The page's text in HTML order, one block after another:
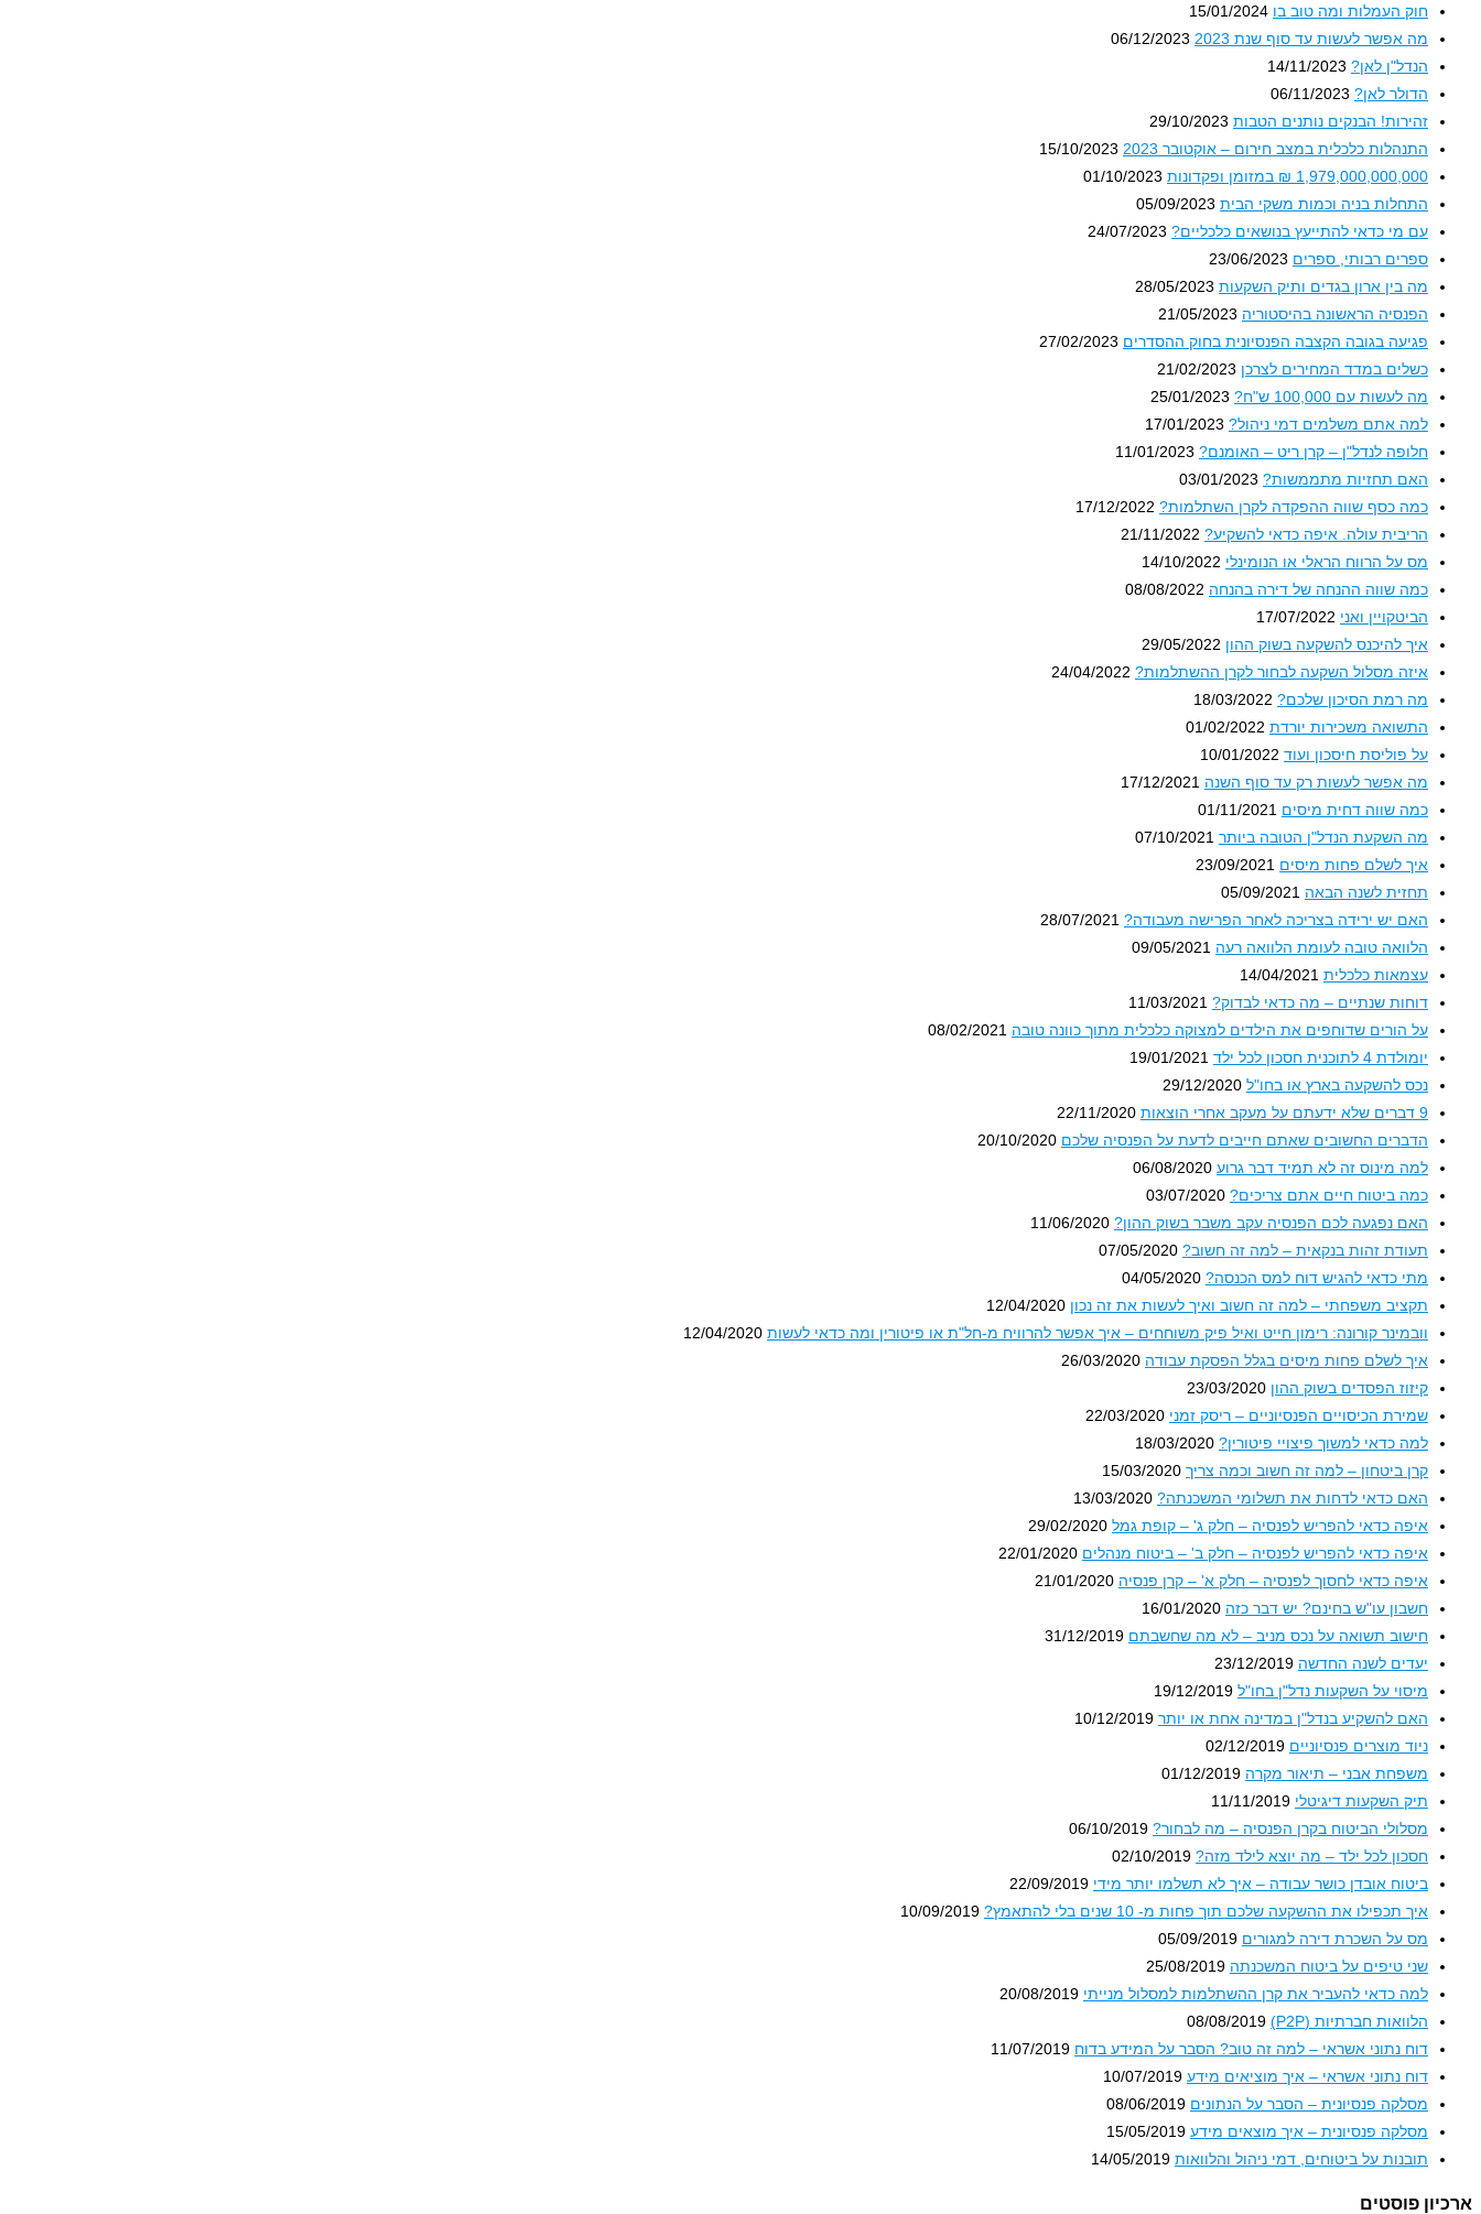
חוק העמלות ומה טוב בו 15/01/2024
מה אפשר לעשות עד סוף שנת 2023
06/12/2023
הנדל"ן לאן? 14/11/2023
הדולר לאן? 06/11/2023
זהירות! הבנקים נותנים הטבות 29/10/2023
התנהלות כלכלית במצב חירום – אוקטובר 2023
15/10/2023
1,979,000,000,000 ₪ במזומן ופקדונות
01/10/2023
התחלות בניה וכמות משקי הבית 05/09/2023
עם מי כדאי להתייעץ בנושאים כלכליים? 24/07/2023
ספרים רבותי, ספרים 23/06/2023
מה בין ארון בגדים ותיק השקעות 28/05/2023
הפנסיה הראשונה בהיסטוריה 21/05/2023
פגיעה בגובה הקצבה הפנסיונית בחוק ההסדרים 27/02/2023
כשלים במדד המחירים לצרכן 21/02/2023
מה לעשות עם 100,000 ש"ח?
25/01/2023
למה אתם משלמים דמי ניהול? 17/01/2023
חלופה לנדל"ן – קרן ריט – האומנם? 11/01/2023
האם תחזיות מתממשות? 03/01/2023
כמה כסף שווה ההפקדה לקרן השתלמות? 17/12/2022
הריבית עולה. איפה כדאי להשקיע? 21/11/2022
מס על הרווח הראלי או הנומינלי 14/10/2022
כמה שווה ההנחה של דירה בהנחה 08/08/2022
הביטקויין ואני 17/07/2022
איך להיכנס להשקעה בשוק ההון 29/05/2022
איזה מסלול השקעה לבחור לקרן ההשתלמות? 24/04/2022
מה רמת הסיכון שלכם? 18/03/2022
התשואה משכירות יורדת 01/02/2022
על פוליסת חיסכון ועוד 10/01/2022
מה אפשר לעשות רק עד סוף השנה 17/12/2021
כמה שווה דחית מיסים 01/11/2021
מה השקעת הנדל"ן הטובה ביותר 07/10/2021
איך לשלם פחות מיסים 23/09/2021
תחזית לשנה הבאה 05/09/2021
האם יש ירידה בצריכה לאחר הפרישה מעבודה? 28/07/2021
הלוואה טובה לעומת הלוואה רעה 09/05/2021
עצמאות כלכלית 14/04/2021
דוחות שנתיים – מה כדאי לבדוק? 11/03/2021
על הורים שדוחפים את הילדים למצוקה כלכלית מתוך כוונה טובה 08/02/2021
יומולדת 4 לתוכנית חסכון לכל ילד
19/01/2021
נכס להשקעה בארץ או בחו"ל 29/12/2020
9 דברים שלא ידעתם על מעקב אחרי הוצאות
22/11/2020
הדברים החשובים שאתם חייבים לדעת על הפנסיה שלכם 20/10/2020
למה מינוס זה לא תמיד דבר גרוע 06/08/2020
כמה ביטוח חיים אתם צריכים? 03/07/2020
האם נפגעה לכם הפנסיה עקב משבר בשוק ההון? 11/06/2020
תעודת זהות בנקאית – למה זה חשוב? 07/05/2020
מתי כדאי להגיש דוח למס הכנסה? 04/05/2020
תקציב משפחתי – למה זה חשוב ואיך לעשות את זה נכון 12/04/2020
וובמינר קורונה: רימון חייט ואיל פיק משוחחים – איך אפשר להרוויח מ-חל"ת או פיטורין ומה כדאי לעשות 12/04/2020
איך לשלם פחות מיסים בגלל הפסקת עבודה 26/03/2020
קיזוז הפסדים בשוק ההון 23/03/2020
שמירת הכיסויים הפנסיוניים – ריסק זמני 22/03/2020
למה כדאי למשוך פיצויי פיטורין? 18/03/2020
קרן ביטחון – למה זה חשוב וכמה צריך 15/03/2020
האם כדאי לדחות את תשלומי המשכנתה? 13/03/2020
איפה כדאי להפריש לפנסיה – חלק ג' – קופת גמל 29/02/2020
איפה כדאי להפריש לפנסיה – חלק ב' – ביטוח מנהלים 22/01/2020
איפה כדאי לחסוך לפנסיה – חלק א' – קרן פנסיה 21/01/2020
חשבון עו"ש בחינם? יש דבר כזה 16/01/2020
חישוב תשואה על נכס מניב – לא מה שחשבתם 31/12/2019
יעדים לשנה החדשה 23/12/2019
מיסוי על השקעות נדל"ן בחו"ל 19/12/2019
האם להשקיע בנדל"ן במדינה אחת או יותר 10/12/2019
ניוד מוצרים פנסיוניים 02/12/2019
משפחת אבני – תיאור מקרה 01/12/2019
תיק השקעות דיגיטלי 11/11/2019
מסלולי הביטוח בקרן הפנסיה – מה לבחור? 06/10/2019
חסכון לכל ילד – מה יוצא לילד מזה? 02/10/2019
ביטוח אובדן כושר עבודה – איך לא תשלמו יותר מידי 22/09/2019
איך תכפילו את ההשקעה שלכם תוך פחות מ- 10 שנים בלי להתאמץ?
10/09/2019
מס על השכרת דירה למגורים 05/09/2019
שני טיפים על ביטוח המשכנתה 25/08/2019
למה כדאי להעביר את קרן ההשתלמות למסלול מנייתי 20/08/2019
הלוואות חברתיות (P2P)
08/08/2019
דוח נתוני אשראי – למה זה טוב? הסבר על המידע בדוח 11/07/2019
דוח נתוני אשראי – איך מוציאים מידע 10/07/2019
מסלקה פנסיונית – הסבר על הנתונים 08/06/2019
מסלקה פנסיונית – איך מוצאים מידע 15/05/2019
תובנות על ביטוחים, דמי ניהול והלוואות 14/05/2019
ארכיון פוסטים